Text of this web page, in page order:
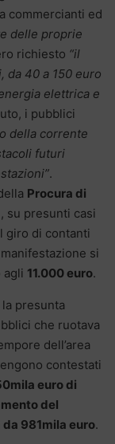
commercianti ed
delle proprie
richiesto “il
da 40 a 150 euro
elettrica e
i pubblici
della corrente
futuri
.
Procura di
su presunti casi
giro di contanti
si
agli 11.000 euro.
presunta
che ruotava
dell’area
contestati
euro di
del
981mila euro.